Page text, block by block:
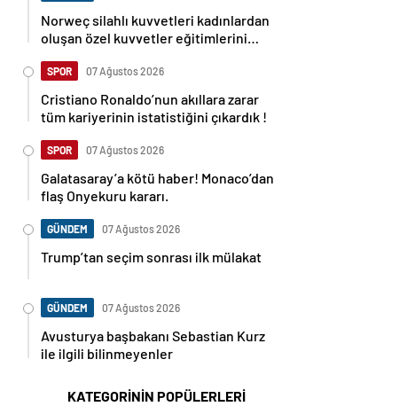
Norweç silahlı kuvvetleri kadınlardan
oluşan özel kuvvetler eğitimlerini
SPOR 07 Ağustos 2026
Cristiano Ronaldo’nun akıllara zarar
tüm kariyerinin istatistiğini çıkardık !
SPOR 07 Ağustos 2026
Galatasaray’a kötü haber! Monaco’dan
flaş Onyekuru kararı.
GÜNDEM 07 Ağustos 2026
Trump’tan seçim sonrası ilk mülakat
GÜNDEM 07 Ağustos 2026
Avusturya başbakanı Sebastian Kurz
ile ilgili bilinmeyenler
KATEGORİNİN POPÜLERLERİ